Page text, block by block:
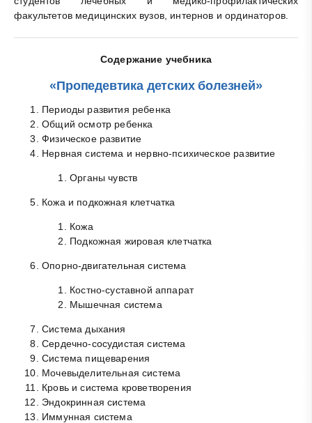
факультетов медицинских вузов, интернов и ординаторов.
Содержание учебника
«Пропедевтика детских болезней»
Периоды развития ребенка
Общий осмотр ребенка
Физическое развитие
Нервная система и нервно-психическое развитие
Органы чувств
Кожа и подкожная клетчатка
Кожа
Подкожная жировая клетчатка
Опорно-двигательная система
Костно-суставной аппарат
Мышечная система
Система дыхания
Сердечно-сосудистая система
Система пищеварения
Мочевыделительная система
Кровь и система кроветворения
Эндокринная система
Иммунная система